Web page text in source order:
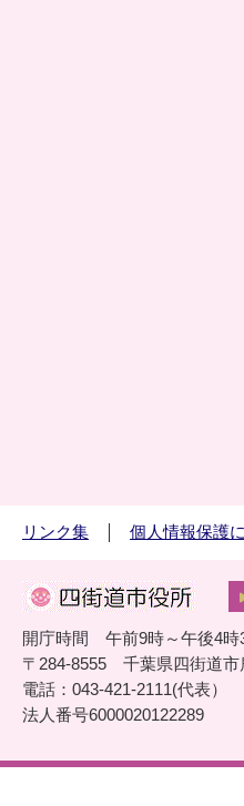
リンク集 個人情報保護
開庁時間 午前9時～午後4時
〒284-8555 千葉県四街道市
電話：043-421-2111(代表）
法人番号6000020122289